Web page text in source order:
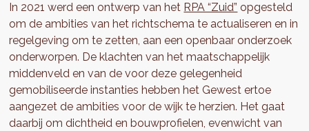
In 2021 werd een ontwerp van het RPA “Zuid” opgesteld
om de ambities van het richtschema te actualiseren en in
regelgeving om te zetten, aan een openbaar onderzoek
onderworpen. De klachten van het maatschappelijk
middenveld en van de voor deze gelegenheid
gemobiliseerde instanties hebben het Gewest ertoe
aangezet de ambities voor de wijk te herzien. Het gaat
daarbij om dichtheid en bouwprofielen, evenwicht van